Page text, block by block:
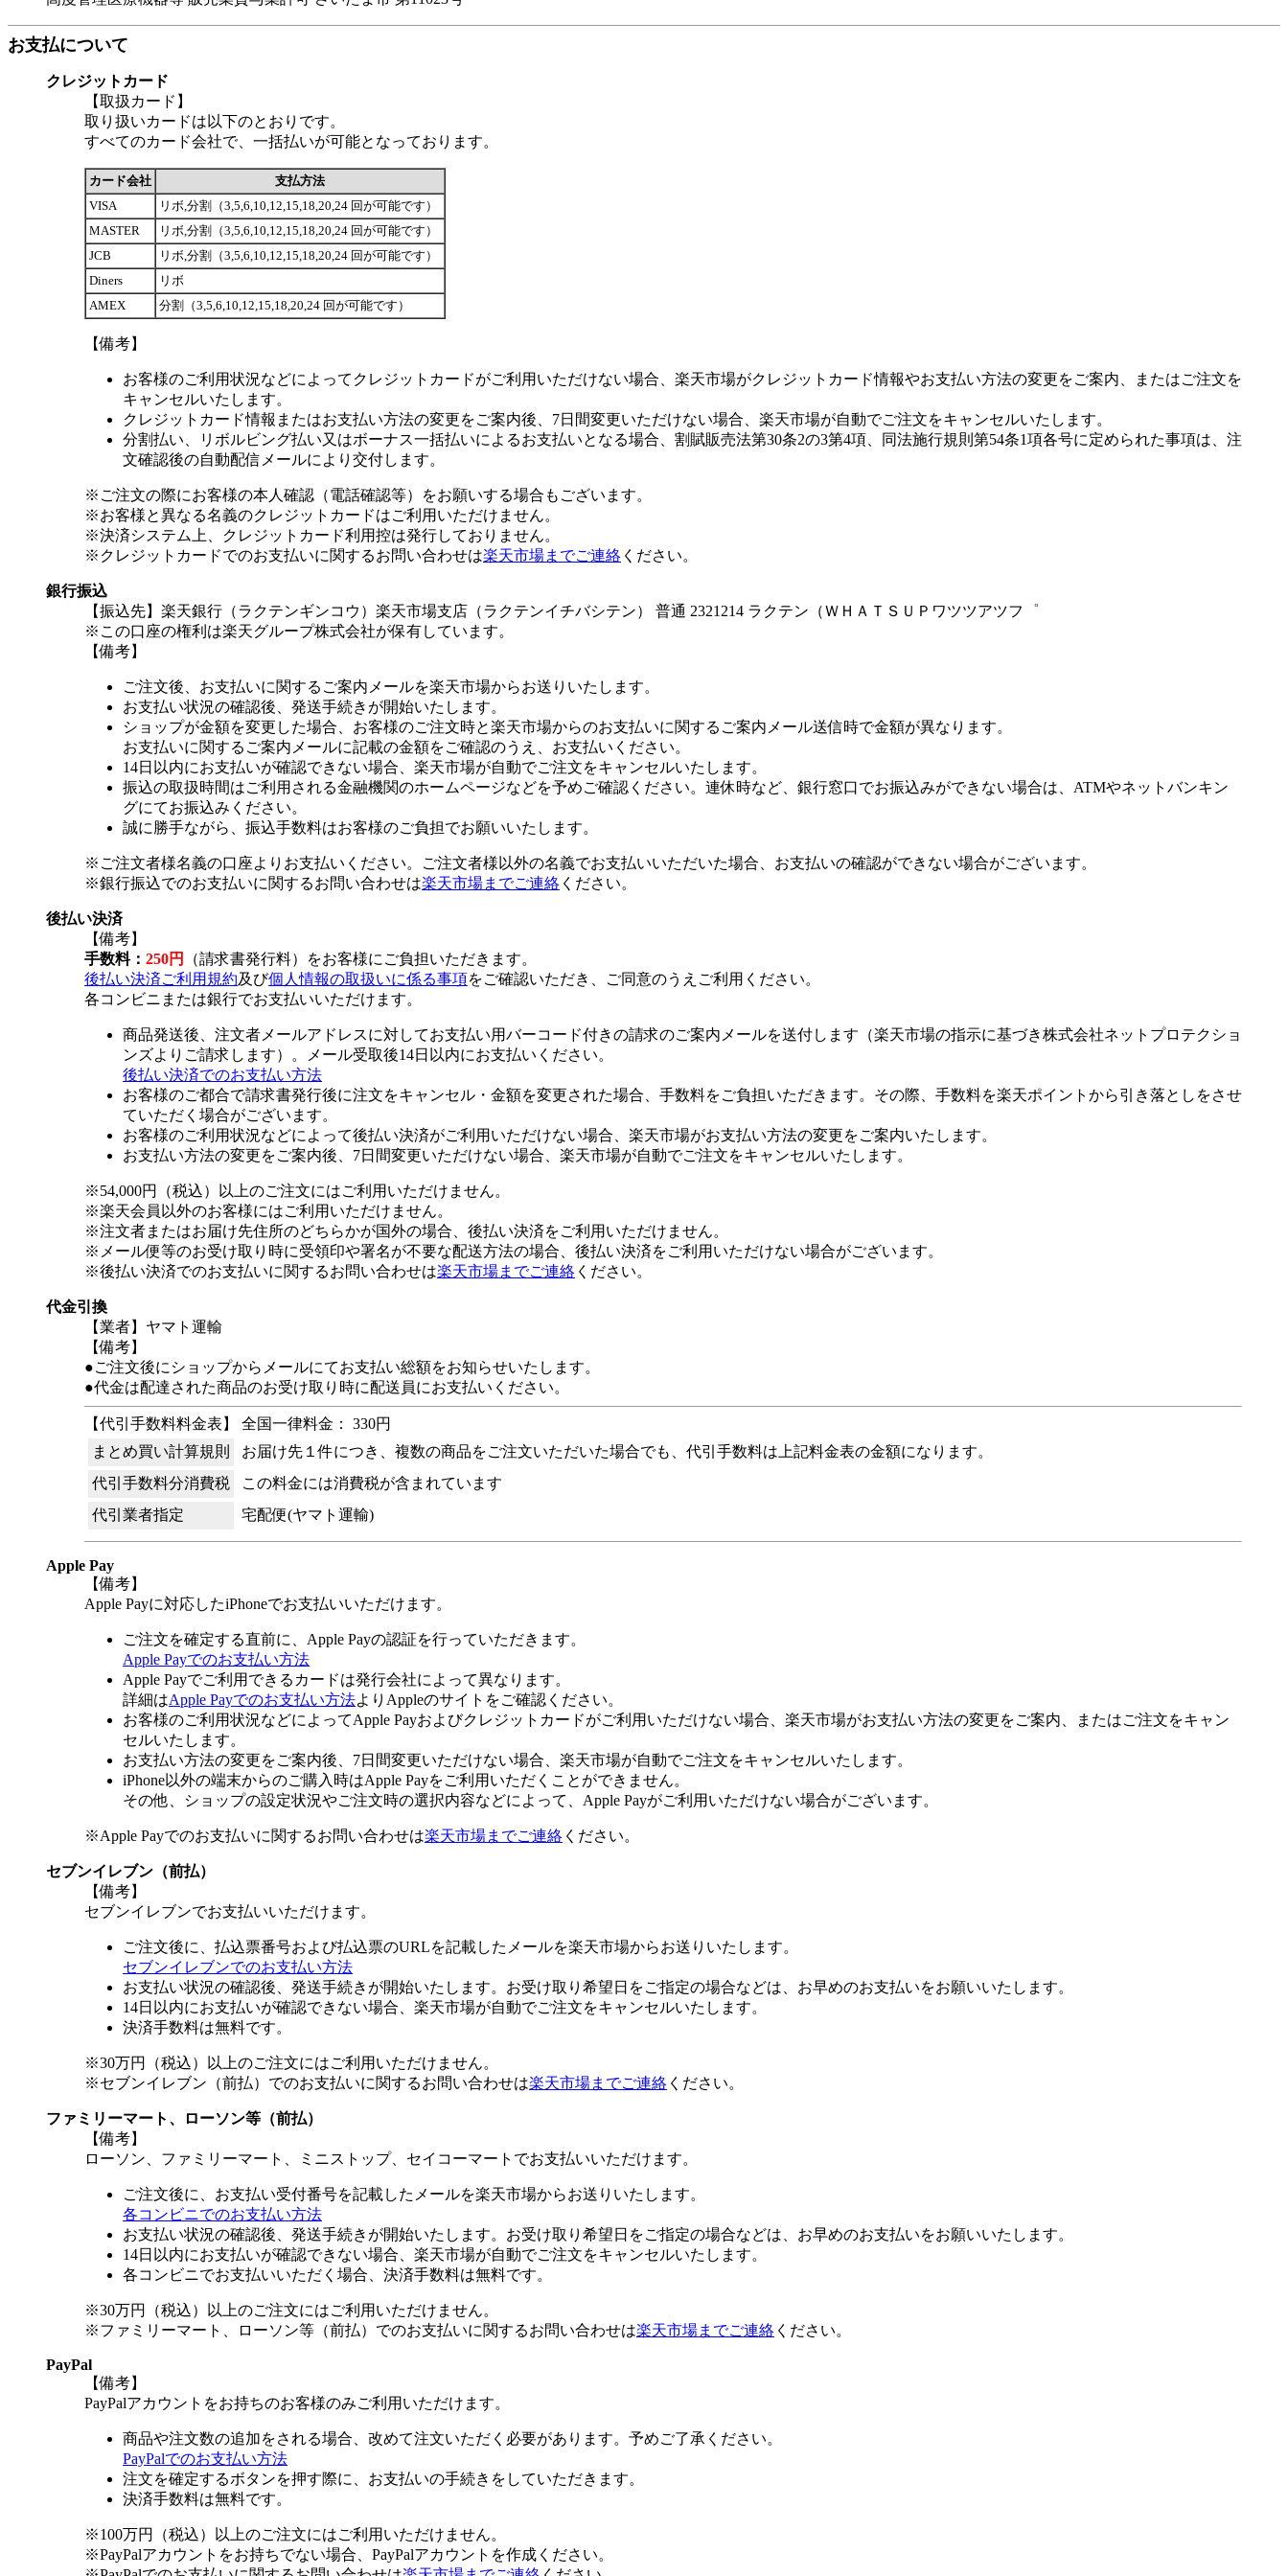
お支払について
クレジットカード
【取扱カード】
取り扱いカードは以下のとおりです。
すべてのカード会社で、一括払いが可能となっております。
カード会社
支払方法
VISA
リボ,分割（3,5,6,10,12,15,18,20,24 回が可能です）
MASTER
リボ,分割（3,5,6,10,12,15,18,20,24 回が可能です）
JCB
リボ,分割（3,5,6,10,12,15,18,20,24 回が可能です）
Diners
リボ
AMEX
分割（3,5,6,10,12,15,18,20,24 回が可能です）
【備考】
お客様のご利用状況などによってクレジットカードがご利用いただけない場合、楽天市場がクレジットカード情報やお支払い方法の変更をご案内、またはご注文を
キャンセルいたします。
クレジットカード情報またはお支払い方法の変更をご案内後、7日間変更いただけない場合、楽天市場が自動でご注文をキャンセルいたします。
分割払い、リボルビング払い又はボーナス一括払いによるお支払いとなる場合、割賦販売法第30条2の3第4項、同法施行規則第54条1項各号に定められた事項は、注
文確認後の自動配信メールにより交付します。
※ご注文の際にお客様の本人確認（電話確認等）をお願いする場合もございます。
※お客様と異なる名義のクレジットカードはご利用いただけません。
※決済システム上、クレジットカード利用控は発行しておりません。
※クレジットカードでのお支払いに関するお問い合わせは楽天市場までご連絡 ください。
銀行振込
【振込先】楽天銀行（ラクテンギンコウ）楽天市場支店（ラクテンイチバシテン） 普通 2321214 ラクテン（ＷＨＡＴＳＵＰワツツアツフ゜
※この口座の権利は楽天グループ株式会社が保有しています。
【備考】
ご注文後、お支払いに関するご案内メールを楽天市場からお送りいたします。
お支払い状況の確認後、発送手続きが開始いたします。
ショップが金額を変更した場合、お客様のご注文時と楽天市場からのお支払いに関するご案内メール送信時で金額が異なります。
お支払いに関するご案内メールに記載の金額をご確認のうえ、お支払いください。
14日以内にお支払いが確認できない場合、楽天市場が自動でご注文をキャンセルいたします。
振込の取扱時間はご利用される金融機関のホームページなどを予めご確認ください。連休時など、銀行窓口でお振込みができない場合は、ATMやネットバンキン
グにてお振込みください。
誠に勝手ながら、振込手数料はお客様のご負担でお願いいたします。
※ご注文者様名義の口座よりお支払いください。ご注文者様以外の名義でお支払いいただいた場合、お支払いの確認ができない場合がございます。
※銀行振込でのお支払いに関するお問い合わせは楽天市場までご連絡 ください。
後払い決済
【備考】
手数料： 250円
（請求書発行料）をお客様にご負担いただきます。
後払い決済ご利用規約及び個人情報の取扱いに係る事項をご確認いただき、ご同意のうえご利用ください。
各コンビニまたは銀行でお支払いいただけます。
商品発送後、注文者メールアドレスに対してお支払い用バーコード付きの請求のご案内メールを送付します（楽天市場の指示に基づき株式会社ネットプロテクショ
ンズよりご請求します）。メール受取後14日以内にお支払いください。
後払い決済でのお支払い方法
お客様のご都合で請求書発行後に注文をキャンセル・金額を変更された場合、手数料をご負担いただきます。その際、手数料を楽天ポイントから引き落としをさせ
ていただく場合がございます。
お客様のご利用状況などによって後払い決済がご利用いただけない場合、楽天市場がお支払い方法の変更をご案内いたします。
お支払い方法の変更をご案内後、7日間変更いただけない場合、楽天市場が自動でご注文をキャンセルいたします。
※54,000円（税込）以上のご注文にはご利用いただけません。
※楽天会員以外のお客様にはご利用いただけません。
※注文者またはお届け先住所のどちらかが国外の場合、後払い決済をご利用いただけません。
※メール便等のお受け取り時に受領印や署名が不要な配送方法の場合、後払い決済をご利用いただけない場合がございます。
※後払い決済でのお支払いに関するお問い合わせは楽天市場までご連絡 ください。
代金引換
【業者】ヤマト運輸
【備考】
●ご注文後にショップからメールにてお支払い総額をお知らせいたします。
●代金は配達された商品のお受け取り時に配送員にお支払いください。
【代引手数料料金表】 全国一律料金： 330円
まとめ買い計算規則
お届け先１件につき、複数の商品をご注文いただいた場合でも、代引手数料は上記料金表の金額になります。
代引手数料分消費税
この料金には消費税が含まれています
代引業者指定
宅配便(ヤマト運輸)
Apple Pay
【備考】
Apple Payに対応したiPhoneでお支払いいただけます。
ご注文を確定する直前に、Apple Payの認証を行っていただきます。
Apple Payでのお支払い方法
Apple Payでご利用できるカードは発行会社によって異なります。
詳細はApple Payでのお支払い方法よりAppleのサイトをご確認ください。
お客様のご利用状況などによってApple Payおよびクレジットカードがご利用いただけない場合、楽天市場がお支払い方法の変更をご案内、またはご注文をキャン
セルいたします。
お支払い方法の変更をご案内後、7日間変更いただけない場合、楽天市場が自動でご注文をキャンセルいたします。
iPhone以外の端末からのご購入時はApple Payをご利用いただくことができません。
その他、ショップの設定状況やご注文時の選択内容などによって、Apple Payがご利用いただけない場合がございます。
※Apple Payでのお支払いに関するお問い合わせは楽天市場までご連絡 ください。
セブンイレブン（前払）
【備考】
セブンイレブンでお支払いいただけます。
ご注文後に、払込票番号および払込票のURLを記載したメールを楽天市場からお送りいたします。
セブンイレブンでのお支払い方法
お支払い状況の確認後、発送手続きが開始いたします。お受け取り希望日をご指定の場合などは、お早めのお支払いをお願いいたします。
14日以内にお支払いが確認できない場合、楽天市場が自動でご注文をキャンセルいたします。
決済手数料は無料です。
※30万円（税込）以上のご注文にはご利用いただけません。
※セブンイレブン（前払）でのお支払いに関するお問い合わせは楽天市場までご連絡 ください。
ファミリーマート、ローソン等（前払）
【備考】
ローソン、ファミリーマート、ミニストップ、セイコーマートでお支払いいただけます。
ご注文後に、お支払い受付番号を記載したメールを楽天市場からお送りいたします。
各コンビニでのお支払い方法
お支払い状況の確認後、発送手続きが開始いたします。お受け取り希望日をご指定の場合などは、お早めのお支払いをお願いいたします。
14日以内にお支払いが確認できない場合、楽天市場が自動でご注文をキャンセルいたします。
各コンビニでお支払いいただく場合、決済手数料は無料です。
※30万円（税込）以上のご注文にはご利用いただけません。
※ファミリーマート、ローソン等（前払）でのお支払いに関するお問い合わせは楽天市場までご連絡 ください。
PayPal
【備考】
PayPalアカウントをお持ちのお客様のみご利用いただけます。
商品や注文数の追加をされる場合、改めて注文いただく必要があります。予めご了承ください。
PayPalでのお支払い方法
注文を確定するボタンを押す際に、お支払いの手続きをしていただきます。
決済手数料は無料です。
※100万円（税込）以上のご注文にはご利用いただけません。
※PayPalアカウントをお持ちでない場合、PayPalアカウントを作成ください。